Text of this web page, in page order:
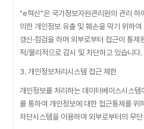
"e혁신"은 국가정보자원관리원의 관리 하
의한 개인정보 유출 및 훼손을 막기 위하
갱신·점검을 하며 외부로부터 접근이 통
적/물리적으로 감시 및 차단하고 있습니다.
3. 개인정보처리시스템 접근 제한
개인정보를 처리하는 데이터베이스시스템
를 통하여 개인정보에 대한 접근통제를 위
차단시스템을 이용하여 외부로부터의 무